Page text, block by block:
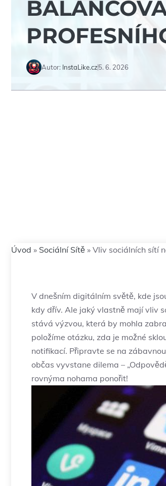
Autor: InstaLike.cz5. 6. 2026
Úvod » Sociální Sítě » Vliv sociálních sítí
V⁣ dnešním digitálním světě, kde
kdy dřív. Ale ⁢jaký vlastně mají vliv
stává výzvou, která by mohla
položíme ‌otázku, zda ⁤je ⁢možné‍
notifikací. Připravte se na
občas vyvstane dilema –‍
rovnýma nohama ponořit!